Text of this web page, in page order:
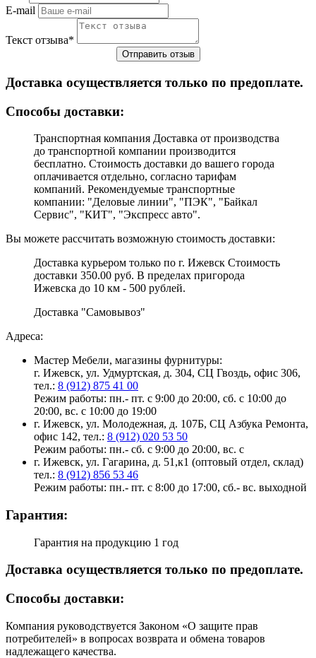
E-mail
Текст отзыва*
Доставка осуществляется только по предоплате.
Cпособы доставки:
Транспортная компания Доставка от производства
до транспортной компании производится
бесплатно. Стоимость доставки до вашего города
оплачивается отдельно, согласно тарифам
компаний. Рекомендуемые транспортные
компании: "Деловые линии", "ПЭК", "Байкал
Сервис", "КИТ", "Экспресс авто".
Вы можете рассчитать возможную стоимость доставки:
Доставка курьером только по г. Ижевск Стоимость
доставки 350.00 руб. В пределах пригорода
Ижевска до 10 км - 500 рублей.
Доставка "Самовывоз"
Адреса:
Мастер Мебели, магазины фурнитуры:
г. Ижевск, ул. Удмуртская, д. 304, СЦ Гвоздь, офис 306,
тел.: 8 (912) 875 41 00
Режим работы: пн.- пт. с 9:00 до 20:00, сб. с 10:00 до
20:00, вс. с 10:00 до 19:00
г. Ижевск, ул. Молодежная, д. 107Б, СЦ Азбука Ремонта,
офис 142, тел.: 8 (912) 020 53 50
Режим работы: пн.- сб. с 9:00 до 20:00, вс. с
г. Ижевск, ул. Гагарина, д. 51,к1 (оптовый отдел, склад)
тел.: 8 (912) 856 53 46
Режим работы: пн.- пт. с 8:00 до 17:00, сб.- вс. выходной
Гарантия:
Гарантия на продукцию 1 год
Доставка осуществляется только по предоплате.
Cпособы доставки:
Компания руководствуется Законом «О защите прав
потребителей» в вопросах возврата и обмена товаров
надлежащего качества.